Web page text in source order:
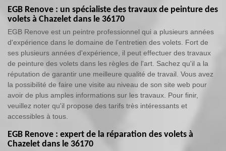
EGB Renove : un spécialiste des travaux de peinture des
volets à Chazelet dans le 36170
EGB Renove est un peintre professionnel qui a plusieurs années
d'expérience dans le domaine de l'entretien des volets. Fort de
ses plusieurs années d'expérience, il peut effectuer des travaux
de peinture des volets dans les règles de l'art. Sachez qu'il a la
réputation de garantir une meilleure qualité de travail. Vous avez
la possibilité de faire une visite au niveau de son site web pour
avoir de plus amples informations sur les travaux. Pour finir,
veuillez noter qu'il propose des tarifs très intéressants et
accessibles à tous.
EGB Renove : expert de la réparation des volets à
Chazelet dans le 36170